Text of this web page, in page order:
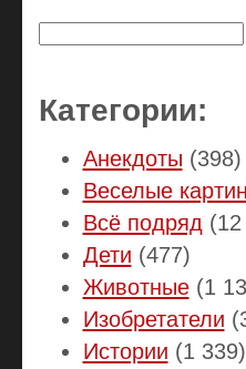
Категории:
Анекдоты (398)
Веселые
Всё подряд
Дети (477)
Животные(1
Изобретатели
Истории (1 339)